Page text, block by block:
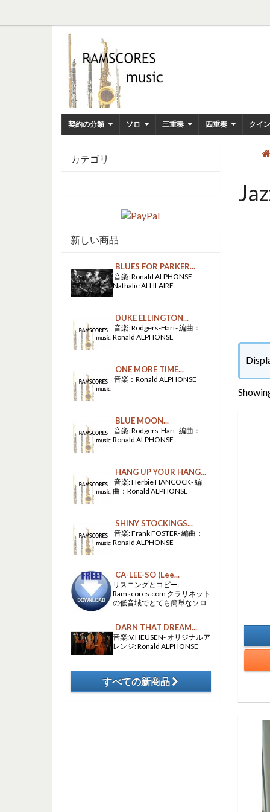
契約の分類 ソロ 三重奏 四重奏 クイ
カテゴリ
新しい商品
BLUES FOR PARKER...
音楽: Ronald ALPHONSE -
Nathalie ALLILAIRE
DUKE ELLINGTON...
音楽: Rodgers-Hart- 編曲：
Ronald ALPHONSE
ONE MORE TIME...
音楽：Ronald ALPHONSE
BLUE MOON...
音楽: Rodgers-Hart- 編曲：
Ronald ALPHONSE
HANG UP YOUR HANG...
音楽: Herbie HANCOCK- 編
曲：Ronald ALPHONSE
SHINY STOCKINGS...
音楽: Frank FOSTER- 編曲：
Ronald ALPHONSE
CA-LEE-SO (Lee...
リスニングとコピー:
Ramscores.com クラリネット
の低音域でとても簡単なソロ
DARN THAT DREAM...
音楽:V.HEUSEN- オリジナルア
レンジ: Ronald ALPHONSE
すべての新商品